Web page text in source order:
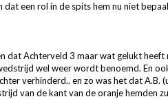
een rol in de spits hem nu niet
dat Achterveld 3 maar wat gelukt heeft
wel weer wordt benoemd. En
verhinderd.. en zo was het dat A.B.
van de kant van de oranje hemden